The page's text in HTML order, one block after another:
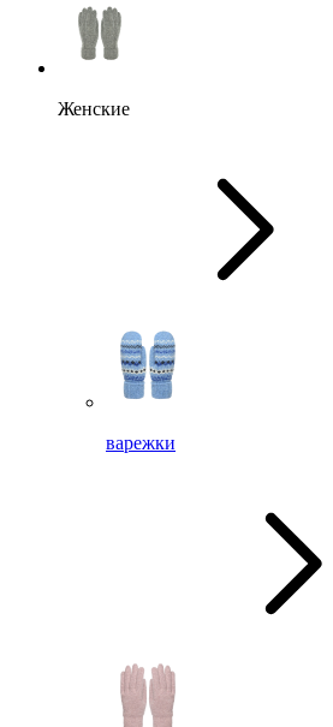
Женские
варежки